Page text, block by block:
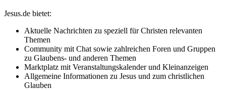
Jesus.de bietet:
Aktuelle Nachrichten zu speziell für Christen relevanten
Themen
Community mit Chat sowie zahlreichen Foren und Gruppen
zu Glaubens- und anderen Themen
Marktplatz mit Veranstaltungskalender und Kleinanzeigen
Allgemeine Informationen zu Jesus und zum christlichen
Glauben